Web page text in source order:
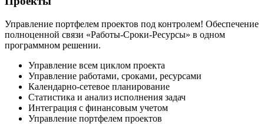
Управление портфелем проектов под контролем! Обеспечение
полноценной связи «Работы-Сроки-Ресурсы» в одном
программном решении.
Управление всем циклом проекта
Управление работами, сроками, ресурсами
Календарно-сетевое планирование
Статистика и анализ исполнения задач
Интеграция с финансовым учетом
Управление портфелем проектов